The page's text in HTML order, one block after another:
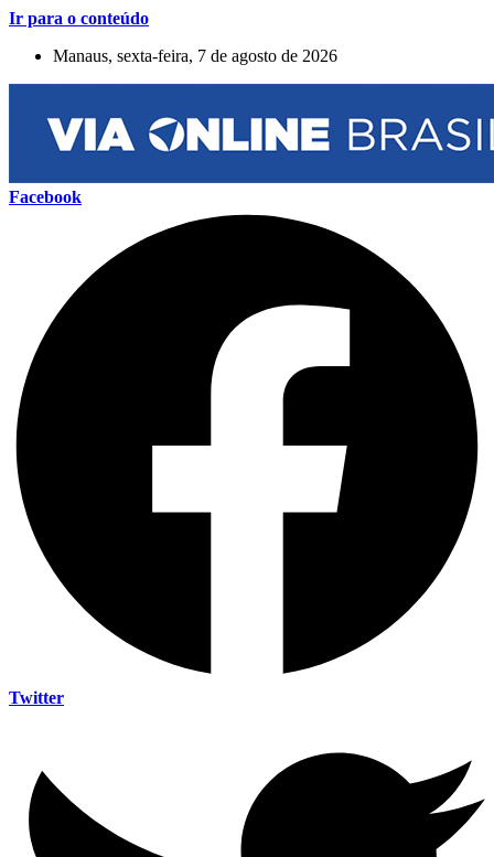
Ir para o conteúdo
Manaus, sexta-feira, 7 de agosto de 2026
Facebook
Twitter